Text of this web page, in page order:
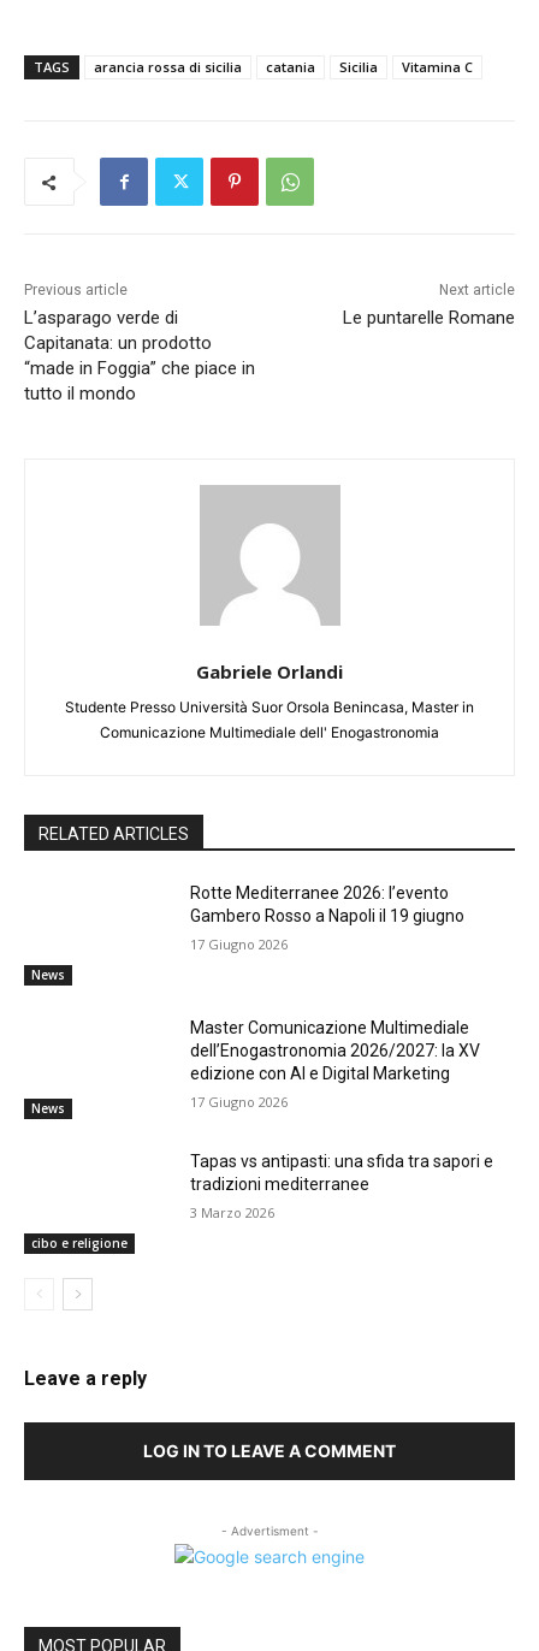
TAGS arancia rossa di sicilia catania Sicilia Vitamina C
Previous article
L’asparago verde di
Capitanata: un prodotto
“made in Foggia” che piace in
tutto il mondo
Next article
Le puntarelle Romane
Gabriele Orlandi
Studente Presso Università Suor Orsola Benincasa, Master in
Comunicazione Multimediale dell' Enogastronomia
RELATED ARTICLES
News
Rotte Mediterranee 2026: l’evento
Gambero Rosso a Napoli il 19 giugno
17 Giugno 2026
News
Master Comunicazione Multimediale
dell’Enogastronomia 2026/2027: la XV
edizione con AI e Digital Marketing
17 Giugno 2026
cibo e religione
Tapas vs antipasti: una sfida tra sapori e
tradizioni mediterranee
3 Marzo 2026
Leave a reply
LOG IN TO LEAVE A COMMENT
- Advertisment -
MOST POPULAR